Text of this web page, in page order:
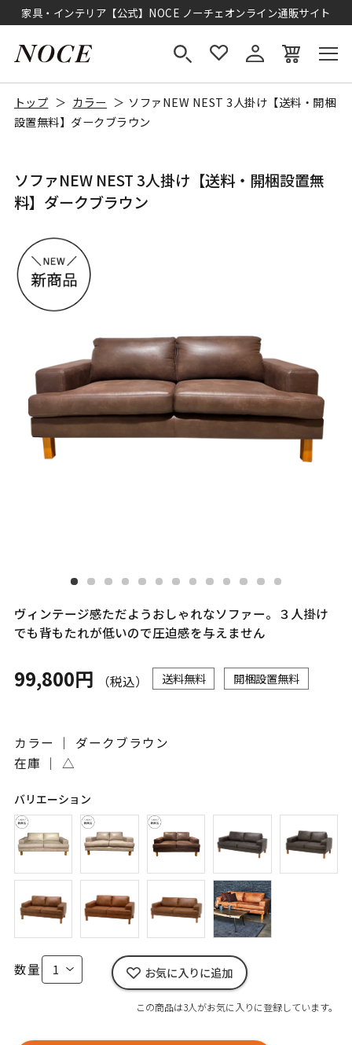
家具・インテリア【公式】NOCE ノーチェオンライン通販サイト
トップ カラー
ソファNEW NEST 3人掛け【送料・開梱
設置無料】ダークブラウン
ソファNEW NEST 3人掛け【送料・開梱設置無
料】ダークブラウン
ヴィンテージ感ただようおしゃれなソファー。３人掛け
でも背もたれが低いので圧迫感を与えません
99,800円 （税込） 送料無料 開梱設置無料
カラー ｜ ダークブラウン
在庫 ｜ △
バリエーション
数量 お気に入りに追加
この商品は3人がお気に入りに登録しています。